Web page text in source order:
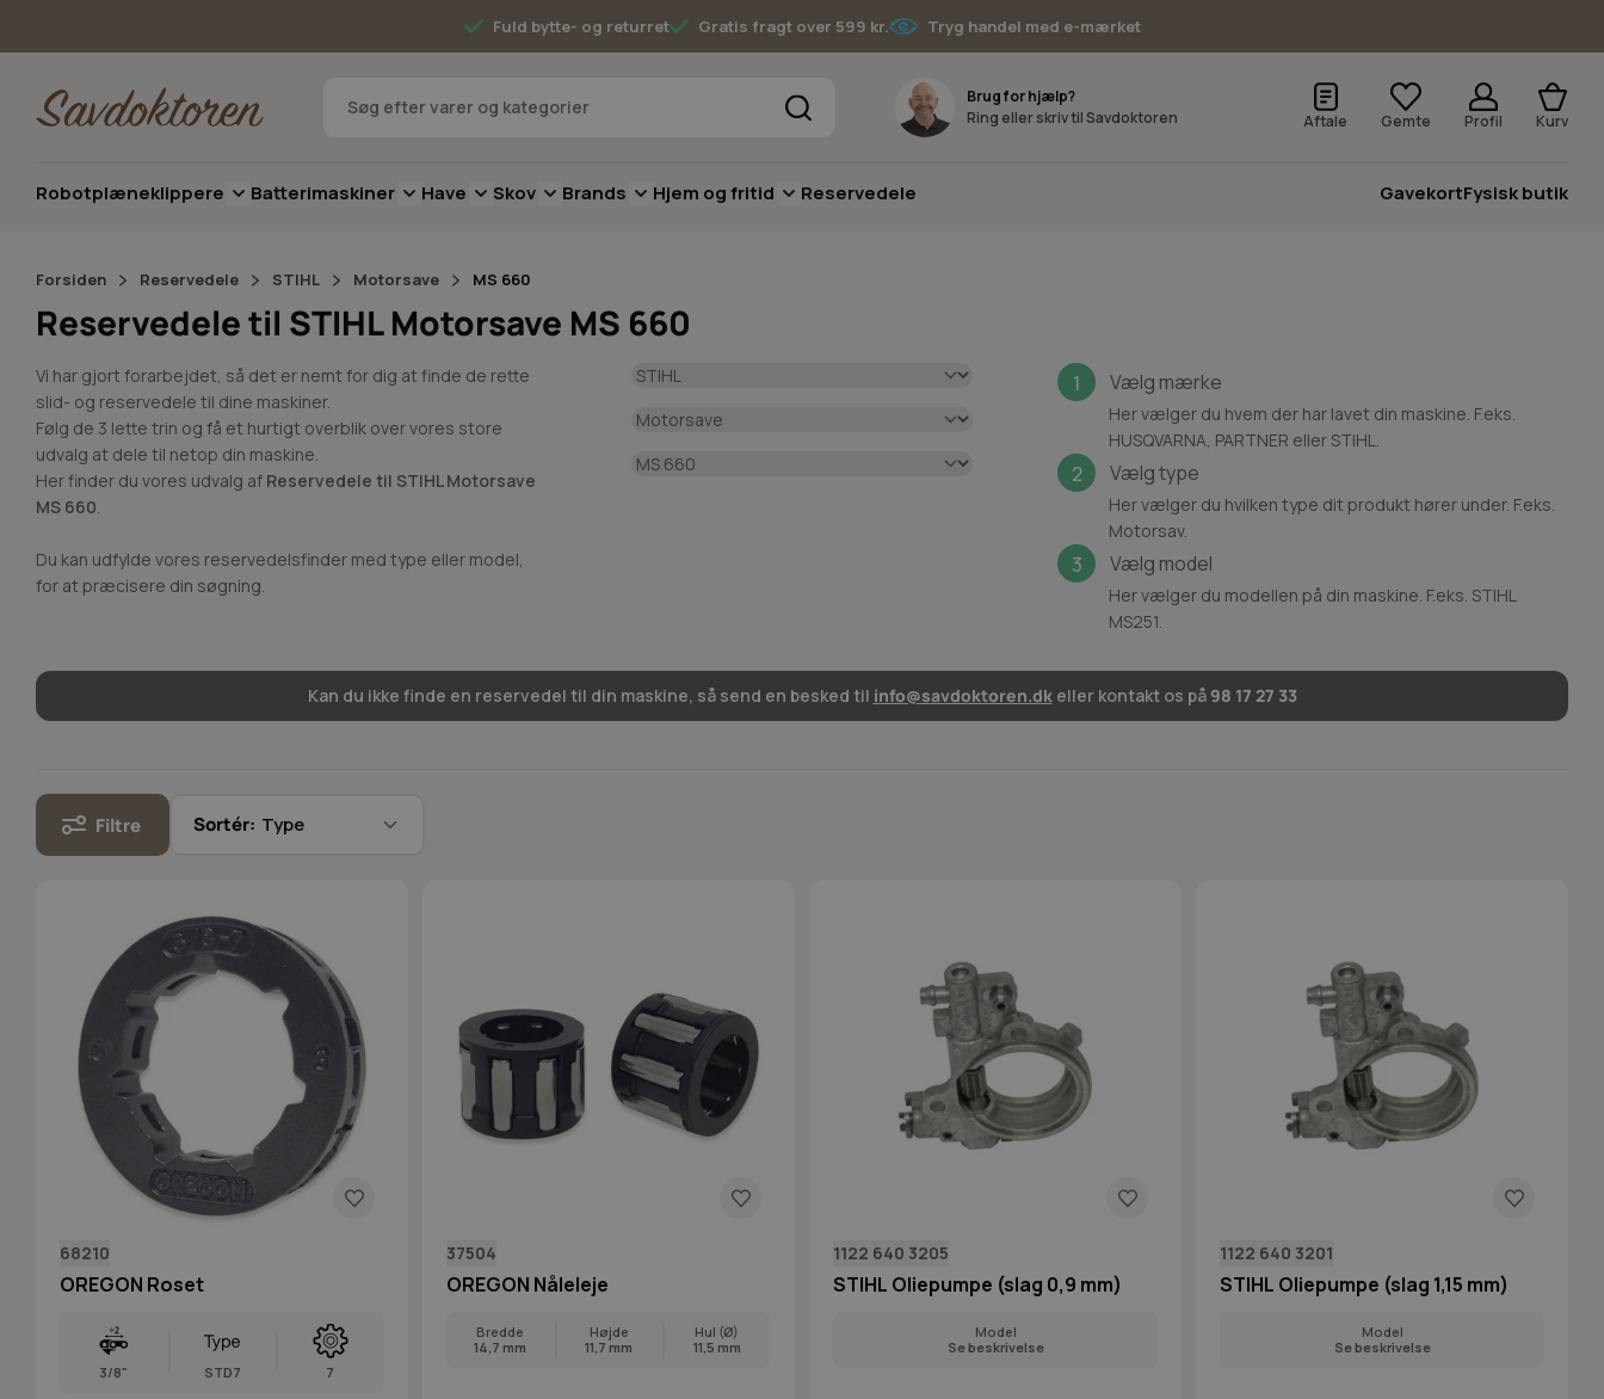
Fuld bytte- og returret Gratis fragt over 599 kr. Tryg handel med e-mærket
Brug for hjælp?
Ring eller skriv til Savdoktoren
Aftale Gemte Profil Kurv
Robotplæneklippere Toggle submenu for Robotplæneklippere
Batterimaskiner Toggle submenu for Batterimaskiner
Have Toggle submenu for Have
Skov Toggle submenu for Skov
Brands Toggle submenu for Brands
Hjem og fritid Toggle submenu for Hjem og fritid
Reservedele GavekortFysisk butik
Forsiden Reservedele STIHL Motorsave MS 660
Reservedele til STIHL Motorsave MS 660
Vi har gjort forarbejdet, så det er nemt for dig at finde de rette
slid- og reservedele til dine maskiner.
Følg de 3 lette trin og få et hurtigt overblik over vores store
udvalg at dele til netop din maskine.
Her finder du vores udvalg af Reservedele til STIHL Motorsave
MS 660.
Du kan udfylde vores reservedelsfinder med type eller model,
for at præcisere din søgning.
1 Vælg mærke
Her vælger du hvem der har lavet din maskine. F.eks.
HUSQVARNA, PARTNER eller STIHL.
2 Vælg type
Her vælger du hvilken type dit produkt hører under. F.eks.
Motorsav.
3 Vælg model
Her vælger du modellen på din maskine. F.eks. STIHL
MS251.
Kan du ikke finde en reservedel til din maskine, så send en besked til info@savdoktoren.dkeller kontakt os på 98 17 27 33
Filtre Sortér:
68210
OREGON Roset
3/8" STD7 7
37504
OREGON Nåleleje
Bredde
14,7 mm
Højde
11,7 mm
Hul (Ø)
11,5 mm
1122 640 3205
STIHL Oliepumpe (slag 0,9 mm)
Model
Se beskrivelse
1122 640 3201
STIHL Oliepumpe (slag 1,15 mm)
Model
Se beskrivelse